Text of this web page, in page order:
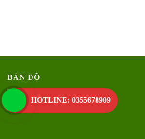
BẢN ĐỒ
HOTLINE: 0355678909